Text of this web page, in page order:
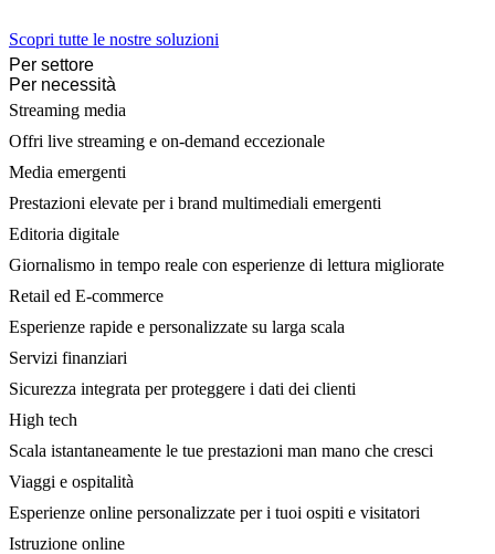
Scopri tutte le nostre soluzioni
Per settore
Per necessità
Streaming media
Offri live streaming e on-demand eccezionale
Media emergenti
Prestazioni elevate per i brand multimediali emergenti
Editoria digitale
Giornalismo in tempo reale con esperienze di lettura migliorate
Retail ed E-commerce
Esperienze rapide e personalizzate su larga scala
Servizi finanziari
Sicurezza integrata per proteggere i dati dei clienti
High tech
Scala istantaneamente le tue prestazioni man mano che cresci
Viaggi e ospitalità
Esperienze online personalizzate per i tuoi ospiti e visitatori
Istruzione online